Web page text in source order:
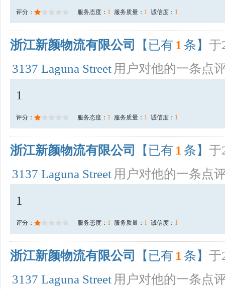
评分： 服务态度： 1 服务质量： 1 诚信度： 1
浙江新颜物流有限公司 【已有 1 条】 于
3137 Laguna Street 用户对他的一条点
1
评分： 服务态度： 1 服务质量： 1 诚信度： 1
浙江新颜物流有限公司 【已有 1 条】 于
3137 Laguna Street 用户对他的一条点
1
评分： 服务态度： 1 服务质量： 1 诚信度： 1
浙江新颜物流有限公司 【已有 1 条】 于
3137 Laguna Street 用户对他的一条点